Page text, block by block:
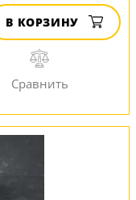
В КОРЗИНУ